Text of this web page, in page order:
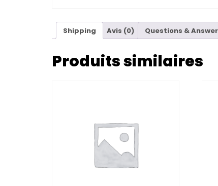
Shipping Avis (0) Questions &
Produits similaires